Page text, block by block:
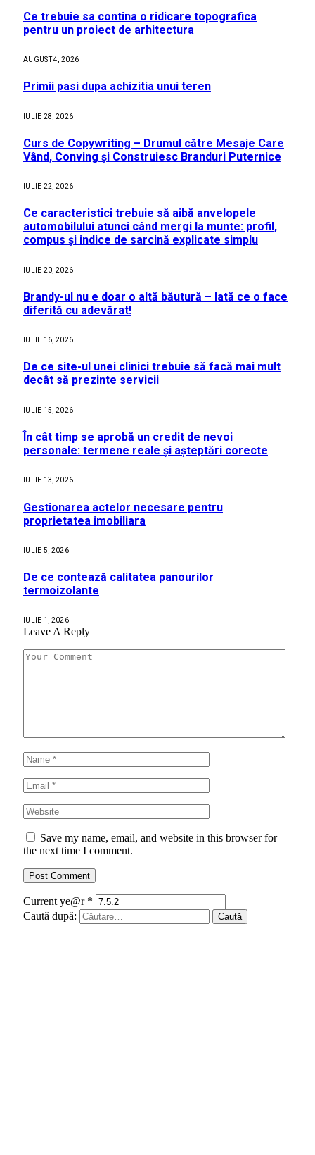
Ce trebuie sa contina o ridicare topografica
pentru un proiect de arhitectura
AUGUST 4, 2026
Primii pasi dupa achizitia unui teren
IULIE 28, 2026
Curs de Copywriting – Drumul către Mesaje Care
Vând, Conving și Construiesc Branduri Puternice
IULIE 22, 2026
Ce caracteristici trebuie să aibă anvelopele
automobilului atunci când mergi la munte: profil,
compus și indice de sarcină explicate simplu
IULIE 20, 2026
Brandy-ul nu e doar o altă băutură – Iată ce o face
diferită cu adevărat!
IULIE 16, 2026
De ce site-ul unei clinici trebuie să facă mai mult
decât să prezinte servicii
IULIE 15, 2026
În cât timp se aprobă un credit de nevoi
personale: termene reale și așteptări corecte
IULIE 13, 2026
Gestionarea actelor necesare pentru
proprietatea imobiliara
IULIE 5, 2026
De ce contează calitatea panourilor
termoizolante
IULIE 1, 2026
Leave A Reply
Save my name, email, and website in this browser for
the next time I comment.
Current ye@r *
Caută după: